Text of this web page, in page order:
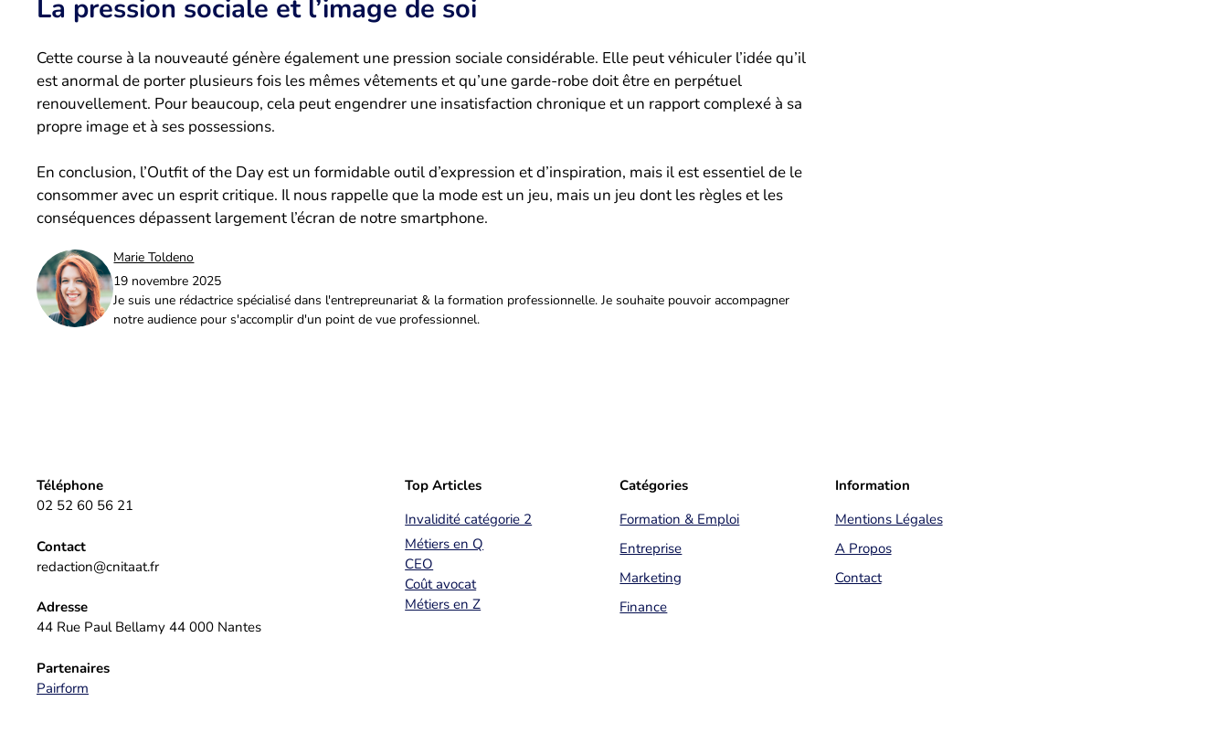
La pression sociale et l’image de soi
Cette course à la nouveauté génère également une pression sociale considérable. Elle peut véhiculer l’idée qu’il
est anormal de porter plusieurs fois les mêmes vêtements et qu’une garde-robe doit être en perpétuel
renouvellement. Pour beaucoup, cela peut engendrer une insatisfaction chronique et un rapport complexé à sa
propre image et à ses possessions.
En conclusion, l’Outfit of the Day est un formidable outil d’expression et d’inspiration, mais il est essentiel de le
consommer avec un esprit critique. Il nous rappelle que la mode est un jeu, mais un jeu dont les règles et les
conséquences dépassent largement l’écran de notre smartphone.
Marie Toldeno
19 novembre 2025
Je suis une rédactrice spécialisé dans l'entrepreunariat & la formation professionnelle. Je souhaite pouvoir accompagner
notre audience pour s'accomplir d'un point de vue professionnel.
Téléphone
02 52 60 56 21
Contact
redaction@cnitaat.fr
Adresse
44 Rue Paul Bellamy 44 000 Nantes
Partenaires
Pairform
Top Articles
Invalidité catégorie 2
Métiers en Q
CEO
Coût avocat
Métiers en Z
Catégories
Formation & Emploi
Entreprise
Marketing
Finance
Information
Mentions Légales
A Propos
Contact